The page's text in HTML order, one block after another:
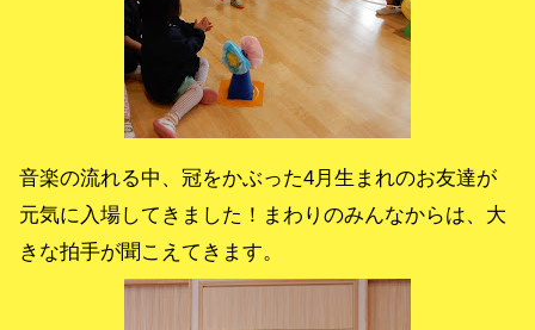
音楽の流れる中、冠をかぶった4月生まれのお友達が
元気に入場してきました！まわりのみんなからは、大
きな拍手が聞こえてきます。